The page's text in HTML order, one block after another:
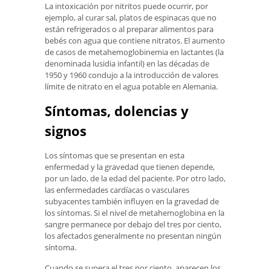
La intoxicación por nitritos puede ocurrir, por
ejemplo, al curar sal, platos de espinacas que no
están refrigerados o al preparar alimentos para
bebés con agua que contiene nitratos. El aumento
de casos de metahemoglobinemia en lactantes (la
denominada lusidia infantil) en las décadas de
1950 y 1960 condujo a la introducción de valores
límite de nitrato en el agua potable en Alemania.
Síntomas, dolencias y
signos
Los síntomas que se presentan en esta
enfermedad y la gravedad que tienen depende,
por un lado, de la edad del paciente. Por otro lado,
las enfermedades cardíacas o vasculares
subyacentes también influyen en la gravedad de
los síntomas. Si el nivel de metahemoglobina en la
sangre permanece por debajo del tres por ciento,
los afectados generalmente no presentan ningún
síntoma.